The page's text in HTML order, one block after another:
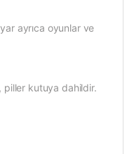
ayrıca oyunlar ve
piller kutuya dahildir.